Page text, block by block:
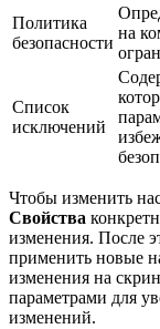
Политика
безопасности
на
Список
исключений
Чтобы изменить
Свойства
изменения. После
применить новые
изменения на
параметрами для
изменений.